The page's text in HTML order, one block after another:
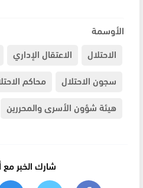
الأوسمة
الاحتلال
الاعتقال الإداري
سجون الاحتلال
محاكم
هيئة شؤون الأسرى والمحررين
شارك الخبر